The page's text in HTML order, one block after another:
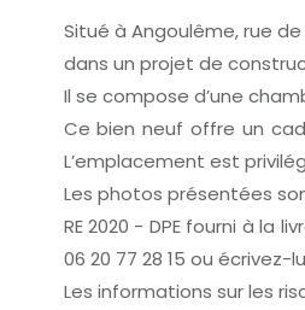
Situé à Angoulême, rue
dans un projet de
Il se compose d’une
Ce bien neuf offre un
L’emplacement est
Les photos présentées
RE 2020 - DPE fourni à la
06 20 77 28 15 ou
Les informations sur les